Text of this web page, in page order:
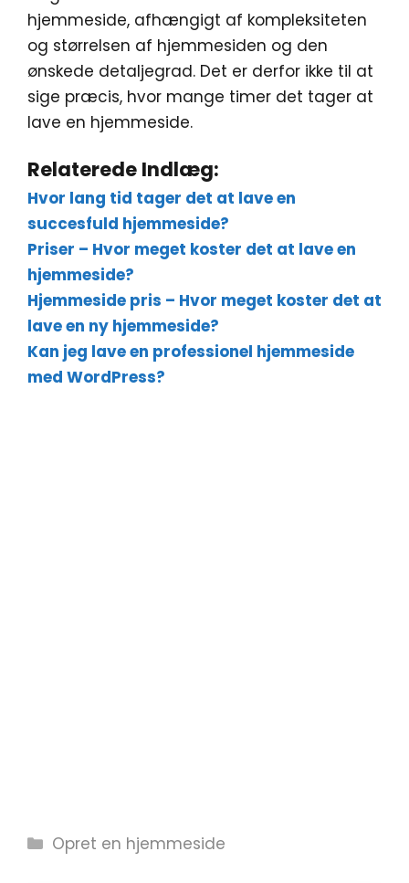
hjemmeside, afhængigt af kompleksiteten
og størrelsen af hjemmesiden og den
ønskede detaljegrad. Det er derfor ikke til at
sige præcis, hvor mange timer det tager at
lave en hjemmeside.
Relaterede Indlæg:
Hvor lang tid tager det at lave en
succesfuld hjemmeside?
Priser – Hvor meget koster det at lave en
hjemmeside?
Hjemmeside pris – Hvor meget koster det at
lave en ny hjemmeside?
Kan jeg lave en professionel hjemmeside
med WordPress?
Kategorier
Opret en hjemmeside